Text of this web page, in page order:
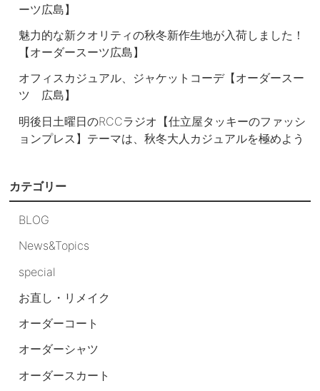
ーツ広島】
魅力的な新クオリティの秋冬新作生地が入荷しました！
【オーダースーツ広島】
オフィスカジュアル、ジャケットコーデ【オーダースー
ツ 広島】
明後日土曜日のRCCラジオ【仕立屋タッキーのファッシ
ョンプレス】テーマは、秋冬大人カジュアルを極めよう
カテゴリー
BLOG
News&Topics
special
お直し・リメイク
オーダーコート
オーダーシャツ
オーダースカート